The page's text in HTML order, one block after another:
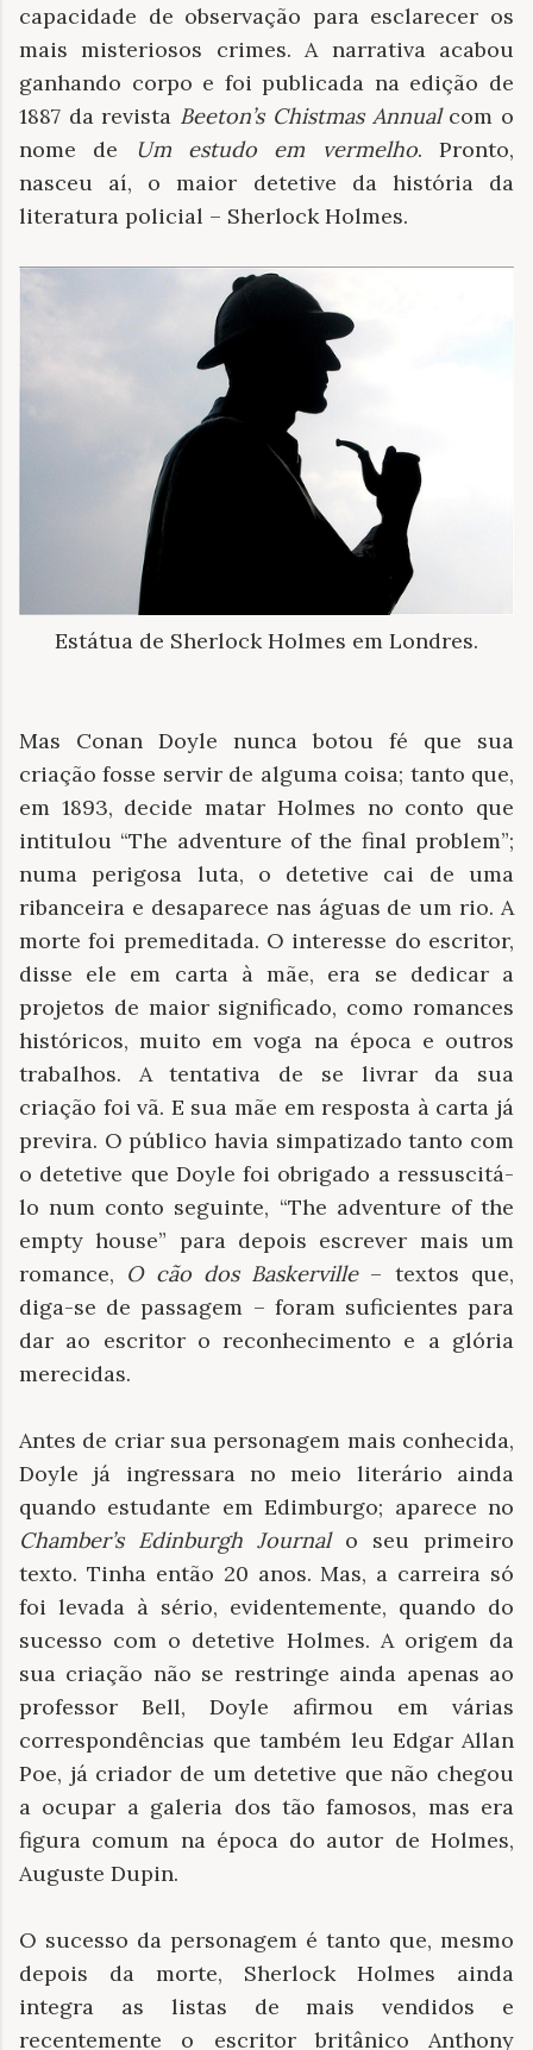
capacidade de observação para esclarecer os
mais misteriosos crimes. A narrativa acabou
ganhando corpo e foi publicada na edição de
1887 da revista Beeton’s Chistmas Annualcom o
nome de
Um estudo em vermelho. Pronto,
nasceu aí, o maior detetive da história da
literatura policial – Sherlock Holmes.
Estátua de Sherlock Holmes em Londres.
Mas Conan Doyle nunca botou fé que sua
criação fosse servir de alguma coisa; tanto que,
em 1893, decide matar Holmes no conto que
intitulou “The adventure of the final problem”;
numa perigosa luta, o detetive cai de uma
ribanceira e desaparece nas águas de um rio. A
morte foi premeditada. O interesse do escritor,
disse ele em carta à mãe, era se dedicar a
projetos de maior significado, como romances
históricos, muito em voga na época e outros
trabalhos. A tentativa de se livrar da sua
criação foi vã. E sua mãe em resposta à carta já
previra. O público havia simpatizado tanto com
o detetive que Doyle foi obrigado a ressuscitá-
lo num conto seguinte, “The adventure of the
empty house” para depois escrever mais um
romance, O cão dos Baskerville– textos que,
diga-se de passagem – foram suficientes para
dar ao escritor o reconhecimento e a glória
merecidas.
Antes de criar sua personagem mais conhecida,
Doyle já ingressara no meio literário ainda
quando estudante em Edimburgo; aparece no
Chamber’s Edinburgh Journalo seu primeiro
texto. Tinha então 20 anos. Mas, a carreira só
foi levada à sério, evidentemente, quando do
sucesso com o detetive Holmes. A origem da
sua criação não se restringe ainda apenas ao
professor Bell, Doyle afirmou em várias
correspondências que também leu Edgar Allan
Poe, já criador de um detetive que não chegou
a ocupar a galeria dos tão famosos, mas era
figura comum na época do autor de Holmes,
Auguste Dupin.
O sucesso da personagem é tanto que, mesmo
depois da morte, Sherlock Holmes ainda
integra as listas de mais vendidos e
recentemente o escritor britânico Anthony